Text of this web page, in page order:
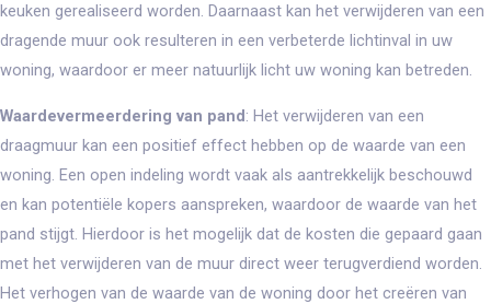
keuken gerealiseerd worden. Daarnaast kan het verwijderen van een
dragende muur ook resulteren in een verbeterde lichtinval in uw
woning, waardoor er meer natuurlijk licht uw woning kan betreden.
Waardevermeerdering van pand: Het verwijderen van een
draagmuur kan een positief effect hebben op de waarde van een
woning. Een open indeling wordt vaak als aantrekkelijk beschouwd
en kan potentiële kopers aanspreken, waardoor de waarde van het
pand stijgt. Hierdoor is het mogelijk dat de kosten die gepaard gaan
met het verwijderen van de muur direct weer terugverdiend worden.
Het verhogen van de waarde van de woning door het creëren van